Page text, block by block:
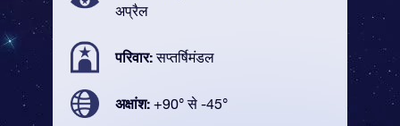
अप्रैल
परिवार:सप्तर्षिमंडल
अक्षांश: +90° से -45°